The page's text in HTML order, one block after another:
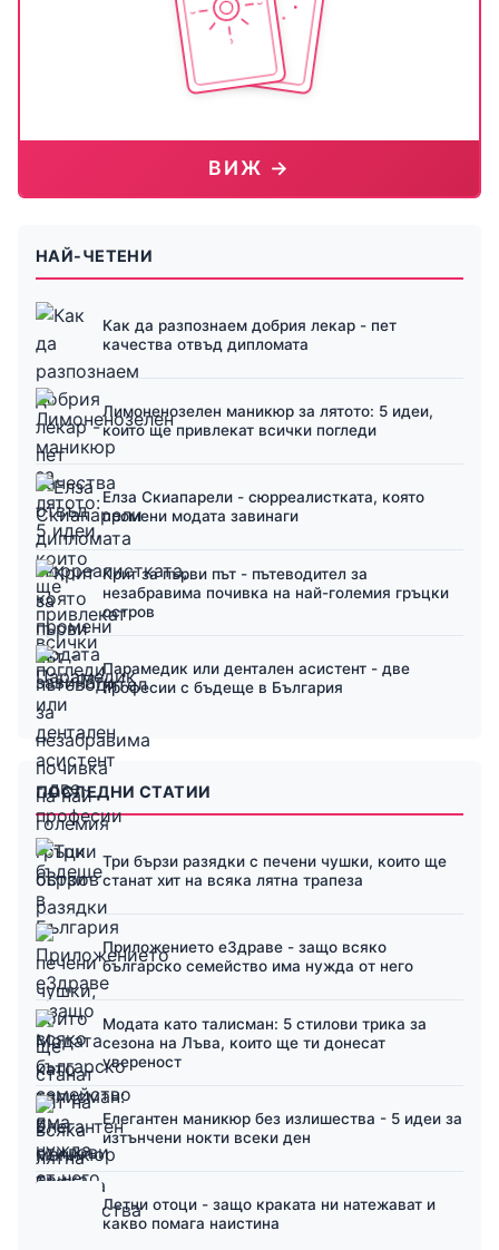
ВИЖ →
НАЙ-ЧЕТЕНИ
Как да разпознаем добрия лекар - пет
качества отвъд дипломата
Лимоненозелен маникюр за лятото: 5 идеи,
които ще привлекат всички погледи
Елза Скиапарели - сюрреалистката, която
промени модата завинаги
Крит за първи път - пътеводител за
незабравима почивка на най-големия гръцки
остров
Парамедик или дентален асистент - две
професии с бъдеще в България
ПОСЛЕДНИ СТАТИИ
Три бързи разядки с печени чушки, които ще
станат хит на всяка лятна трапеза
Приложението еЗдраве - защо всяко
българско семейство има нужда от него
Модата като талисман: 5 стилови трика за
сезона на Лъва, които ще ти донесат
увереност
Елегантен маникюр без излишества - 5 идеи за
изтънчени нокти всеки ден
Летни отоци - защо краката ни натежават и
какво помага наистина